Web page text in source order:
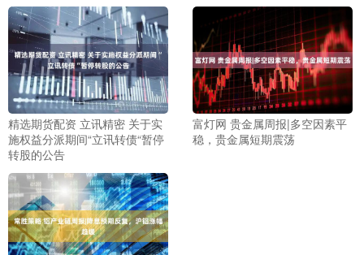
精选期货配资 立讯精密 关于实
施权益分派期间“立讯转债“暂停
转股的公告
富灯网 贵金属周报|多空因素平
稳，贵金属短期震荡